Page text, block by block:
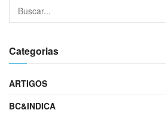
Categorias
ARTIGOS
BC&INDICA